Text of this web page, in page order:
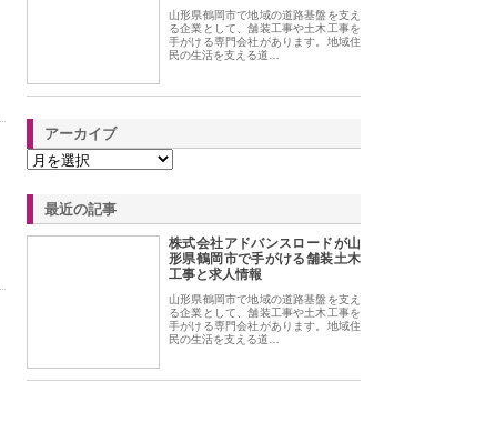
山形県鶴岡市で地域の道路基盤を支え
る企業として、舗装工事や土木工事を
手がける専門会社があります。地域住
民の生活を支える道…
アーカイブ
最近の記事
株式会社アドバンスロードが山
形県鶴岡市で手がける舗装土木
工事と求人情報
山形県鶴岡市で地域の道路基盤を支え
る企業として、舗装工事や土木工事を
手がける専門会社があります。地域住
民の生活を支える道…